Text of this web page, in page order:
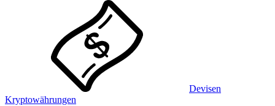
Devisen
Kryptowährungen